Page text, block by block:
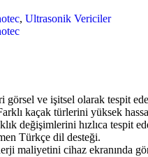
, Ultrasonik Vericiler
ve işitsel olarak tespit
kaçak türlerini yüksek
değişimlerini hızlıca tespit
Türkçe dil desteği.
maliyetini cihaz ekranında